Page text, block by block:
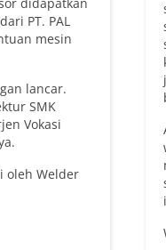
PT. PAL
mesin
lancar.
SMK
Vokasi
oleh Welder